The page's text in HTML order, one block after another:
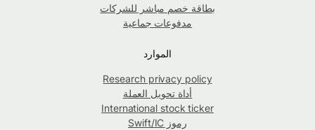
بطاقة خصم مباشر للشركات
مدفوعات جماعية
الموارد
Research privacy policy
أداة تحويل العملة
International stock ticker
رموز Swift/IC